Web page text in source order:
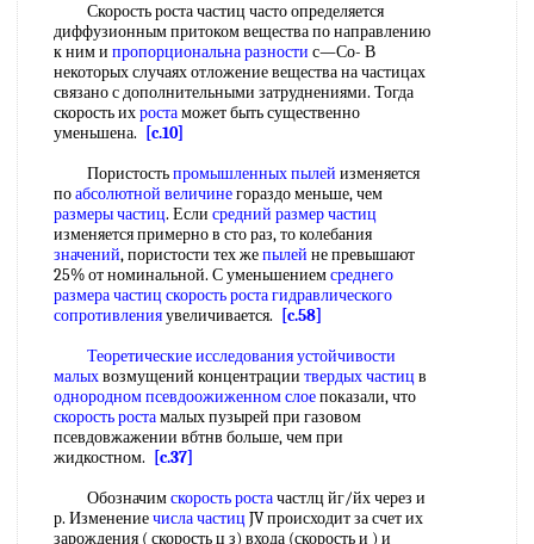
Скорость роста частиц часто определяется
диффузионным притоком вещества по направлению
к ним и пропорциональна разности с—Со- В
некоторых случаях отложение вещества на частицах
связано с дополнительными затруднениями. Тогда
скорость ихростаможет быть существенно
уменьшена.
[c.10]
Пористостьпромышленных пылей изменяется
поабсолютной величинегораздо меньше, чем
размеры частиц. Если средний размер частиц
изменяется примерно в сто раз, то колебания
значений, пористости тех жепылей не превышают
25% от номинальной. С уменьшениемсреднего
размера частиц скорость ростагидравлического
сопротивленияувеличивается.
[c.58]
Теоретические исследованияустойчивости
малыхвозмущений концентрации твердых частиц в
однородном псевдоожиженном слоепоказали, что
скорость ростамалых пузырей при газовом
псевдовжажении вбтнв больше, чем при
жидкостном.
[c.37]
Обозначимскорость ростачастлц йг/йх через и
р. Изменениечисла частиц JV происходит за счет их
зарождения ( скорость ц з) входа (скорость и ) и